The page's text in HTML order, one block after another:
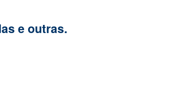
e outras.